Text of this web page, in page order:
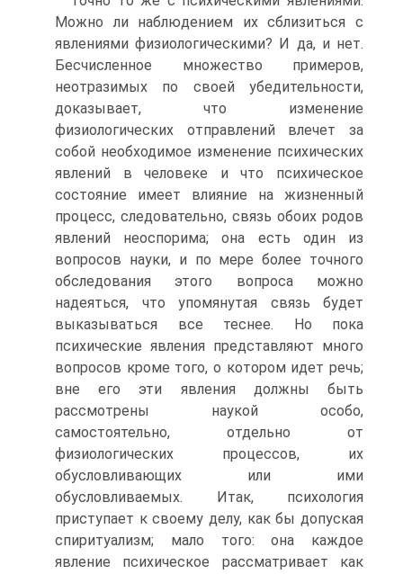
Можно ли наблюдением их сблизиться с
явлениями физиологическими? И да, и нет.
Бесчисленное множество примеров,
неотразимых по своей убедительности,
доказывает, что изменение
физиологических отправлений влечет за
собой необходимое изменение психических
явлений в человеке и что психическое
состояние имеет влияние на жизненный
процесс, следовательно, связь обоих родов
явлений неоспорима; она есть один из
вопросов науки, и по мере более точного
обследования этого вопроса можно
надеяться, что упомянутая связь будет
выказываться все теснее. Но пока
психические явления представляют много
вопросов кроме того, о котором идет речь;
вне его эти явления должны быть
рассмотрены наукой особо,
самостоятельно, отдельно от
физиологических процессов, их
обусловливающих или ими
обусловливаемых. Итак, психология
приступает к своему делу, как бы допуская
спиритуализм; мало того: она каждое
явление психическое рассматривает как